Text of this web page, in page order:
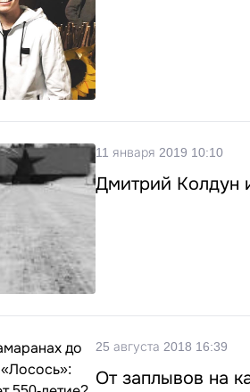
11 января 2019 10:10
Дмитрий Колдун
25 августа 2018 16:39
От заплывов на